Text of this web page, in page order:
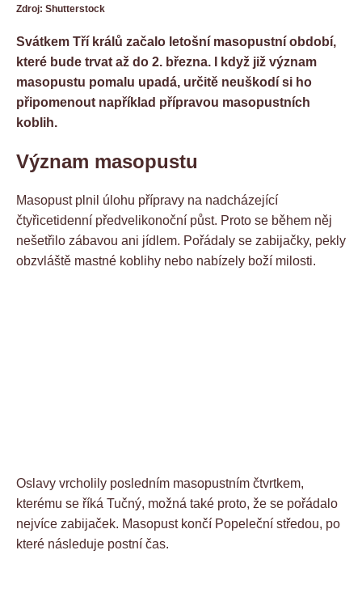
Zdroj: Shutterstock
Svátkem Tří králů začalo letošní masopustní období,
které bude trvat až do 2. března. I když již význam
masopustu pomalu upadá, určitě neuškodí si ho
připomenout například přípravou masopustních
koblih.
Význam masopustu
Masopust plnil úlohu přípravy na nadcházející
čtyřicetidenní předvelikonoční půst. Proto se během něj
nešetřilo zábavou ani jídlem. Pořádaly se zabijačky, pekly
obzvláště mastné koblihy nebo nabízely boží milosti.
Oslavy vrcholily posledním masopustním čtvrtkem,
kterému se říká Tučný, možná také proto, že se pořádalo
nejvíce zabijaček. Masopust končí Popeleční středou, po
které následuje postní čas.